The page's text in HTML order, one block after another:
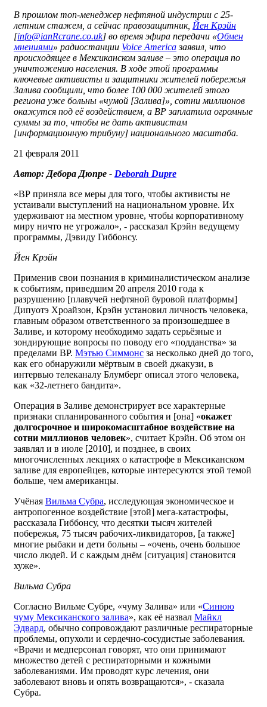
В прошлом топ-менеджер нефтяной индустрии с 25-
летним стажем, а сейчас правозащитник, Йен Крэйн
[info@ianRcrane.co.uk] во время эфира передачи «Обмен
мнениями» радиостанции Voice Americaзаявил, что
происходящее в Мексиканском заливе – это операция по
уничтожению населения. В ходе этой программы
ключевые активисты и защитники жителей побережья
Залива сообщили, что более 100 000 жителей этого
региона уже больны «чумой [Залива]», сотни миллионов
окажутся под её воздействием, а ВР заплатила огромные
суммы за то, чтобы не дать активистам
[информационную трибуну] национального масштаба.
21 февраля 2011
Автор: Дебора Дюпре - Deborah Dupre
«ВР приняла все меры для того, чтобы активисты не
устаивали выступлений на национальном уровне. Их
удерживают на местном уровне, чтобы корпоративному
миру ничто не угрожало», - рассказал Крэйн ведущему
программы, Дэвиду Гиббонсу.
Йен Крэйн
Применив свои познания в криминалистическом анализе
к событиям, приведшим 20 апреля 2010 года к
разрушению [плавучей нефтяной буровой платформы]
Дипуотэ Хроайзон, Крэйн установил личность человека,
главным образом ответственного за произошедшее в
Заливе, и которому необходимо задать серьёзные и
зондирующие вопросы по поводу его «подданства» за
пределами ВР. Мэтью Симмонс за несколько дней до того,
как его обнаружили мёртвым в своей джакузи, в
интервью телеканалу Блумберг описал этого человека,
как «32-летнего бандита».
Операция в Заливе демонстрирует все характерные
признаки спланированного события и [она] «окажет
долгосрочное и широкомасштабное воздействие на
сотни миллионов человек», считает Крэйн. Об этом он
заявлял и в июле [2010], и позднее, в своих
многочисленных лекциях о катастрофе в Мексиканском
заливе для европейцев, которые интересуются этой темой
больше, чем американцы.
Учёная Вильма Субра, исследующая экономическое и
антропогенное воздействие [этой] мега-катастрофы,
рассказала Гиббонсу, что десятки тысяч жителей
побережья, 75 тысяч рабочих-ликвидаторов, [а также]
многие рыбаки и дети больны – «очень, очень большое
число людей. И с каждым днём [ситуация] становится
хуже».
Вильма Субра
Согласно Вильме Субре, «чуму Залива» или «Синюю
чуму Мексиканского залива», как её назвал Майкл
Эдвард, обычно сопровождают различные респираторные
проблемы, опухоли и сердечно-сосудистые заболевания.
«Врачи и медперсонал говорят, что они принимают
множество детей с респираторными и кожными
заболеваниями. Им проводят курс лечения, они
заболевают вновь и опять возвращаются», - сказала
Субра.